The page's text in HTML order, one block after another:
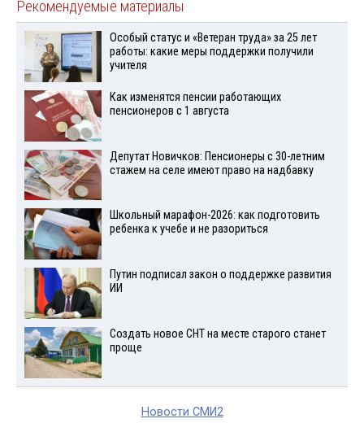
Рекомендуемые материалы
Особый статус и «Ветеран труда» за 25 лет
работы: какие меры поддержки получили
учителя
Как изменятся пенсии работающих
пенсионеров с 1 августа
Депутат Новичков: Пенсионеры с 30-летним
стажем на селе имеют право на надбавку
Школьный марафон-2026: как подготовить
ребенка к учебе и не разориться
Путин подписал закон о поддержке развития
ИИ
Создать новое СНТ на месте старого станет
проще
Новости СМИ2